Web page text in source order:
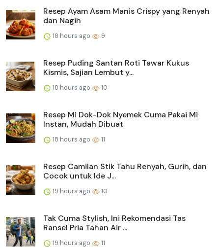
Resep Ayam Asam Manis Crispy yang Renyah
dan Nagih
18 hours ago 9
Resep Puding Santan Roti Tawar Kukus
Kismis, Sajian Lembut y...
18 hours ago 10
Resep Mi Dok-Dok Nyemek Cuma Pakai Mi
Instan, Mudah Dibuat
18 hours ago 11
Resep Camilan Stik Tahu Renyah, Gurih, dan
Cocok untuk Ide J...
19 hours ago 10
Tak Cuma Stylish, Ini Rekomendasi Tas
Ransel Pria Tahan Air ...
19 hours ago 11